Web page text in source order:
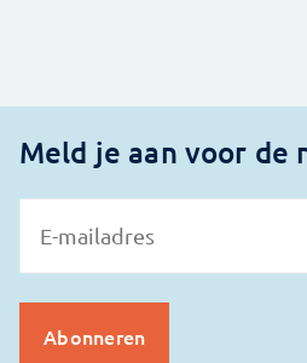
Meld je aan voor de